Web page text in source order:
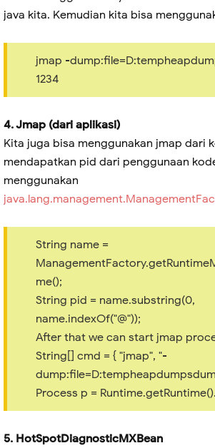
java kita. Kemudian kita bisa
jmap -
1234
4. Jmap (dari aplikasi)
Kita juga bisa menggunakan jmap dari
mendapatkan pid dari penggunaan
menggunakan
String name =
me();
String pid = name.substring(0,
name.indexOf("@"));
After that we can start jmap
String[] cmd = { "jmap", "-
Process p =
5. HotSpotDiagnosticMXBean